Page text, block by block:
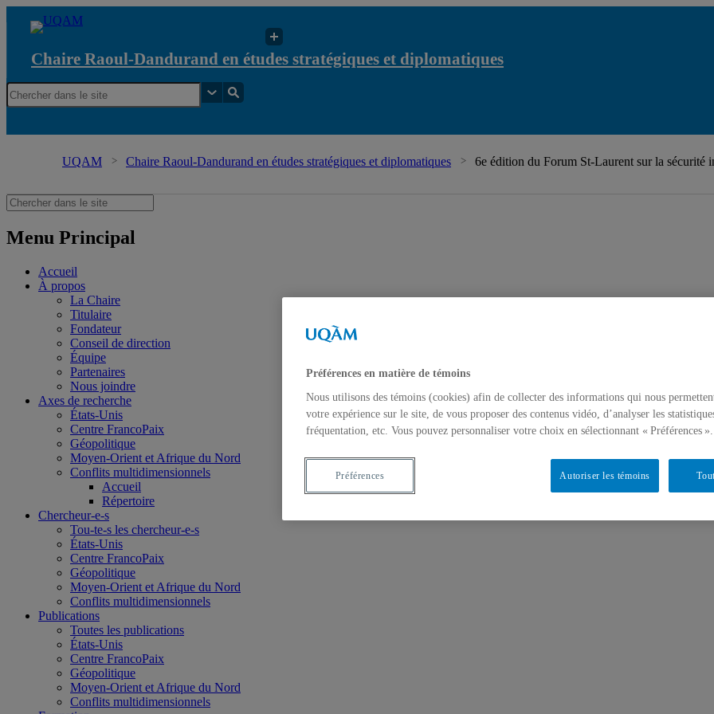
Chaire Raoul-Dandurand en études stratégiques et diplomatiques
UQAM Chaire Raoul-Dandurand en études stratégiques et diplomatiques 6e édition du Forum St-Laurent sur la sécurité
Menu Principal
Accueil
À propos
La Chaire
Titulaire
Fondateur
Conseil de direction
Équipe
Partenaires
Nous joindre
Axes de recherche
États-Unis
Centre FrancoPaix
Géopolitique
Moyen-Orient et Afrique du Nord
Conflits multidimensionnels
Accueil
Répertoire
Chercheur-e-s
Tou-te-s les chercheur-e-s
États-Unis
Centre FrancoPaix
Géopolitique
Moyen-Orient et Afrique du Nord
Conflits multidimensionnels
Publications
Toutes les publications
États-Unis
Centre FrancoPaix
Géopolitique
Moyen-Orient et Afrique du Nord
Conflits multidimensionnels
Préférences en matière de témoins
Nous utilisons des témoins (cookies) afin de collecter des informations qui nous
votre expérience sur le site, de vous proposer des contenus vidéo, d’analyser les
fréquentation, etc. Vous pouvez personnaliser votre choix en sélectionnant « Préférences ».
Autoriser les témoins
Préférences